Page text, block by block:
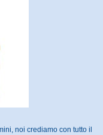
noi crediamo con tutto il